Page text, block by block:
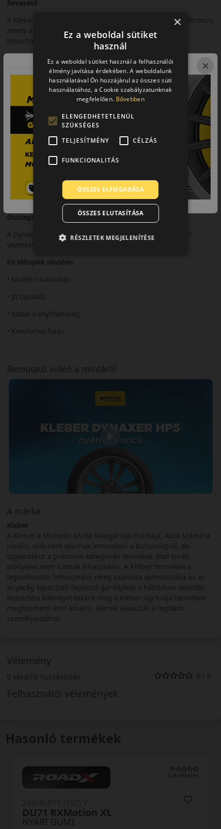
Bevezető
A Kleber Dynaxer HP5 egy modern nyári személyautó-abroncs,
amely a biztonságos közlekedést és a kiegyensúlyozott
teljesítményt ötvözi.
Futófelület és tapadás
Fejlett futófelületi kialakítása jó tapadást biztosít száraz és
nedves útfelületen is.
Biztonsági jellemzők
Kiszámítható fékezés és stabil kanyarvétel jellemzi.
Komfort és zajszint
Csendes futás és kiegyensúlyozott menetkomfort hosszabb
utakon is.
Felhasználási ajánlás
Személyautókhoz, városi és országúti nyári használatra.
Összegzés
A Dynaxer HP5 jó választás a modern, biztonságos nyári
vezetéshez.
Fő előnyök röviden:
• Modern kialakítás
• Jó tapadás
• Stabil irányíthatóság
• Komfortos futás
Bemutató videó a mintáról
A márka
Kleber
A Kléber a Michelin közép kategóriájú márkája. Azok számára
ideális, akik nem akarnak lemondani a biztonságról, de
ugyanakkor a prémium kategóriás termékek által kínált
előnyöket nem tudnák kihasználni. A Kléber termékeit a
legszélesebb felhasználói réteg számára optimalizálja és az
anyacég tapasztalt fejlesztő gárdájával a háttérben jelentős
fejlesztési költséget takarít meg a Kléber így tudja termékeit
megfizethető áron kínálni. Remek választás a legtöbb
személyautóhoz.
Vélemény
0 vásárlói hozzászólás 0 / 5
Felhasználói vélemények
Hasonló termékek
0 értékelés
NYÁRI GUMI
DU71 RXMotion XL
×
Ez a weboldal sütiket
használ
Ez a weboldal sütiket használ a felhasználói
élmény javítása érdekében. A weboldalunk
használatával Ön hozzájárul az összes süti
használatához, a Cookie szabályzatunknak
megfelelően. Bővebben
ELENGEDHETETLENÜL
SZÜKSÉGES
TELJESÍTMÉNY
CÉLZÁS
FUNKCIONALITÁS
ÖSSZES ELFOGADÁSA
ÖSSZES ELUTASÍTÁSA
RÉSZLETEK MEGJELENÍTÉSE